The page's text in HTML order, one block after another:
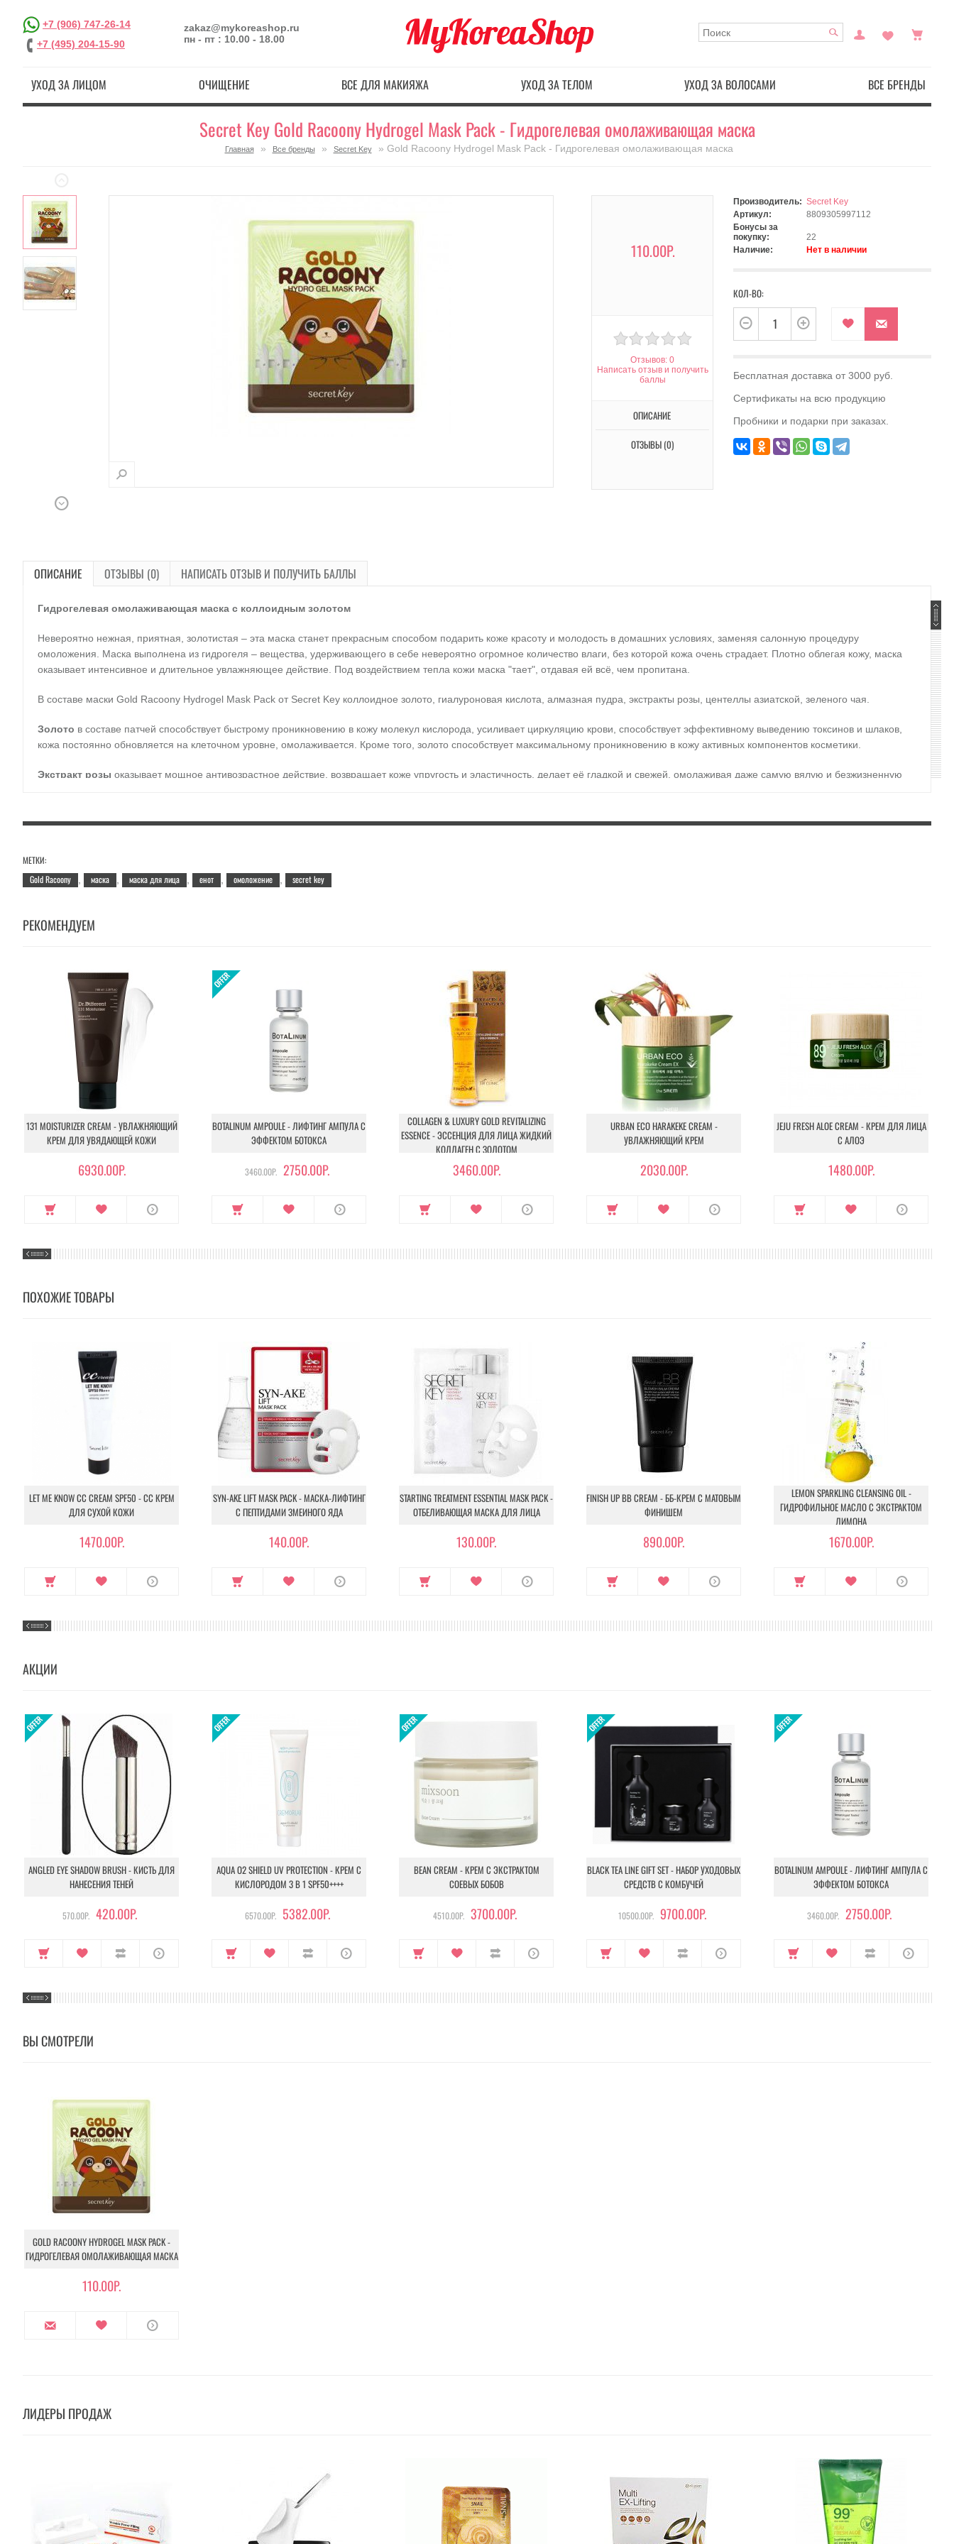
+7 (906) 747-26-14
+7 (495) 204-15-90
zakaz@mykoreashop.ru
пн - пт : 10.00 - 18.00
УХОД ЗА ЛИЦОМ ОЧИЩЕНИЕ ВСЕ ДЛЯ МАКИЯЖА УХОД ЗА ТЕЛОМ УХОД ЗА ВОЛОСАМИ ВСЕ БРЕНДЫ
Secret Key Gold Racoony Hydrogel Mask Pack - Гидрогелевая омолаживающая маска
Главная » Все бренды » Secret Key » Gold Racoony Hydrogel Mask Pack - Гидрогелевая омолаживающая маска
110.00Р.
Отзывов: 0
Написать отзыв и получить
баллы
ОПИСАНИЕ
ОТЗЫВЫ (0)
Производитель: Secret Key
Артикул:
8809305997112
Бонусы за
покупку:
22
Наличие:
Нет в наличии
КОЛ-ВО:
Бесплатная доставка от 3000 руб.
Сертификаты на всю продукцию
Пробники и подарки при заказах.
ОПИСАНИЕ ОТЗЫВЫ (0) НАПИСАТЬ ОТЗЫВ И ПОЛУЧИТЬ БАЛЛЫ
Гидрогелевая омолаживающая маска с коллоидным золотом
Невероятно нежная, приятная, золотистая – эта маска станет прекрасным способом подарить коже красоту и молодость в домашних условиях, заменяя салонную процедуру
омоложения. Маска выполнена из гидрогеля – вещества, удерживающего в себе невероятно огромное количество влаги, без которой кожа очень страдает. Плотно облегая кожу, маска
оказывает интенсивное и длительное увлажняющее действие. Под воздействием тепла кожи маска "тает", отдавая ей всё, чем пропитана.
В составе маски Gold Racoony Hydrogel Mask Pack от Secret Key коллоидное золото, гиалуроновая кислота, алмазная пудра, экстракты розы, центеллы азиатской, зеленого чая.
Золото в составе патчей способствует быстрому проникновению в кожу молекул кислорода, усиливает циркуляцию крови, способствует эффективному выведению токсинов и шлаков,
кожа постоянно обновляется на клеточном уровне, омолаживается. Кроме того, золото способствует максимальному проникновению в кожу активных компонентов косметики.
Экстракт розы оказывает мощное антивозрастное действие, возвращает коже упругость и эластичность, делает её гладкой и свежей, омолаживая даже самую вялую и безжизненную
Алмазная пудра
придает коже изысканное натуральное свечение, а также обладает высокой эффективностью против старения кожи, поэтому является мощным anti-age
Регулярное применение маски позволяет занчительно улучшить состояние кожи, запустив процессы ее омоложения на клеточном уровне. Кожа становится более упругой и
Применение:на очищенную и тонизированную кожу приложить маску и аккуратно постукивающими движениями разгладить, добиваясь плотного прилегания.
Объём: 35 гр.
МЕТКИ:
Gold Racoony
маска маска для лица енот омоложение secret key
РЕКОМЕНДУЕМ
131 MOISTURIZER CREAM - УВЛАЖНЯЮЩИЙ
КРЕМ ДЛЯ УВЯДАЮЩЕЙ КОЖИ
6930.00Р.
BOTALINUM AMPOULE - ЛИФТИНГ АМПУЛА С
ЭФФЕКТОМ БОТОКСА
3460.00Р. 2750.00Р.
COLLAGEN & LUXURY GOLD REVITALIZING
ESSENCE - ЭССЕНЦИЯ ДЛЯ ЛИЦА ЖИДКИЙ
КОЛЛАГЕН С ЗОЛОТОМ
3460.00Р.
URBAN ECO HARAKEKE CREAM -
УВЛАЖНЯЮЩИЙ КРЕМ
2030.00Р.
JEJU FRESH ALOE CREAM - КРЕМ ДЛЯ ЛИЦА
С АЛОЭ
1480.00Р.
ПОХОЖИЕ ТОВАРЫ
LET ME KNOW CC CREAM SPF50 - CС КРЕМ
ДЛЯ СУХОЙ КОЖИ
1470.00Р.
SYN-AKE LIFT MASK PACK - МАСКА-ЛИФТИНГ
С ПЕПТИДАМИ ЗМЕИНОГО ЯДА
140.00Р.
STARTING TREATMENT ESSENTIAL MASK PACK -
ОТБЕЛИВАЮЩАЯ МАСКА ДЛЯ ЛИЦА
130.00Р.
FINISH UP BB CREAM - ББ-КРЕМ С МАТОВЫМ
ФИНИШЕМ
890.00Р.
LEMON SPARKLING CLEANSING OIL -
ГИДРОФИЛЬНОЕ МАСЛО С ЭКСТРАКТОМ
ЛИМОНА
1670.00Р.
АКЦИИ
ANGLED EYE SHADOW BRUSH - КИСТЬ ДЛЯ
НАНЕСЕНИЯ ТЕНЕЙ
570.00Р. 420.00Р.
AQUA O2 SHIELD UV PROTECTION - КРЕМ С
КИСЛОРОДОМ 3 В 1 SPF50++++
6570.00Р. 5382.00Р.
BEAN CREAM - КРЕМ С ЭКСТРАКТОМ
СОЕВЫХ БОБОВ
4510.00Р. 3700.00Р.
BLACK TEA LINE GIFT SET - НАБОР УХОДОВЫХ
СРЕДСТВ С КОМБУЧЕЙ
10500.00Р. 9700.00Р.
BOTALINUM AMPOULE - ЛИФТИНГ АМПУЛА С
ЭФФЕКТОМ БОТОКСА
3460.00Р. 2750.00Р.
ВЫ СМОТРЕЛИ
GOLD RACOONY HYDROGEL MASK PACK -
ГИДРОГЕЛЕВАЯ ОМОЛАЖИВАЮЩАЯ МАСКА
110.00Р.
ЛИДЕРЫ ПРОДАЖ